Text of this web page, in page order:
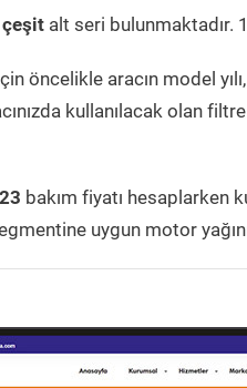
alt seri bulunmaktadır.
öncelikle aracın model
kullanılacak olan
bakım fiyatı hesaplarken
uygun motor